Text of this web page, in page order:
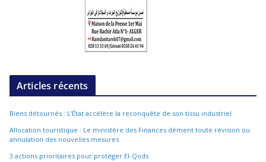
Articles récents
Biens détournés : L’État accélère la reconquête de son tissu industriel
Allocation touristique : Le ministère des Finances dément toute révision ou
annulation des nouvelles mesures
3 actions prioritaires pour protéger El-Qods